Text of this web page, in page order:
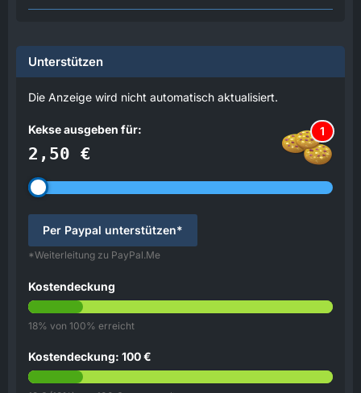
Unterstützen
Die Anzeige wird nicht automatisch aktualisiert.
Kekse ausgeben für:
2,50 €
1
Per Paypal unterstützen*
*Weiterleitung zu PayPal.Me
Kostendeckung
18% von 100% erreicht
Kostendeckung: 100 €